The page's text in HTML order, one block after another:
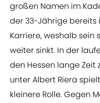
großen Namen im
der 33-Jährige bereits
Karriere, weshalb
weiter sinkt. In der
den Hessen lange Zeit
unter Albert Riera
kleinere Rolle. Gegen